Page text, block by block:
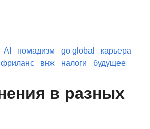
AI номадизм go global
карьера
фриланс внж налоги будущее
в разных